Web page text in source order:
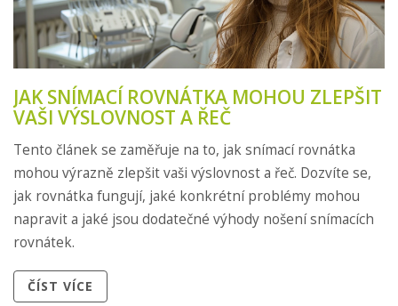
JAK SNÍMACÍ ROVNÁTKA MOHOU ZLEPŠIT
VAŠI VÝSLOVNOST A ŘEČ
Tento článek se zaměřuje na to, jak snímací rovnátka
mohou výrazně zlepšit vaši výslovnost a řeč. Dozvíte se,
jak rovnátka fungují, jaké konkrétní problémy mohou
napravit a jaké jsou dodatečné výhody nošení snímacích
rovnátek.
ČÍST VÍCE